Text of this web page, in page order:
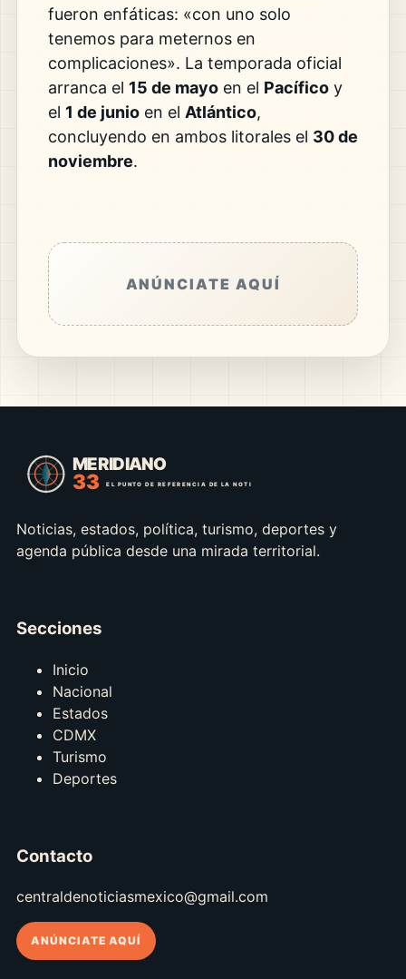
fueron enfáticas: «con uno solo
tenemos para meternos en
complicaciones». La temporada oficial
arranca el 15 de mayoen el Pacíficoy
el 1 de junioen el Atlántico,
concluyendo en ambos litorales el 30 de
noviembre.
ANÚNCIATE AQUÍ
Noticias, estados, política, turismo, deportes y
agenda pública desde una mirada territorial.
Secciones
Inicio
Nacional
Estados
CDMX
Turismo
Deportes
Contacto
centraldenoticiasmexico@gmail.com
ANÚNCIATE AQUÍ